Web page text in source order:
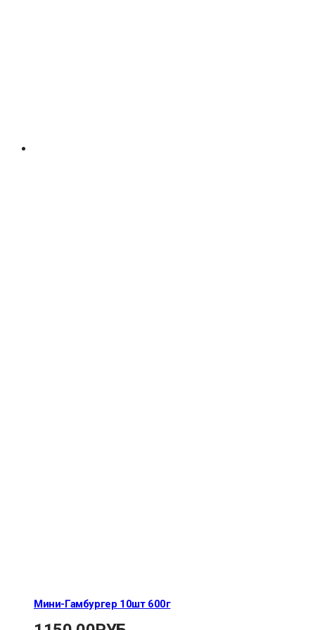
Мини-Гамбургер 10шт 600г